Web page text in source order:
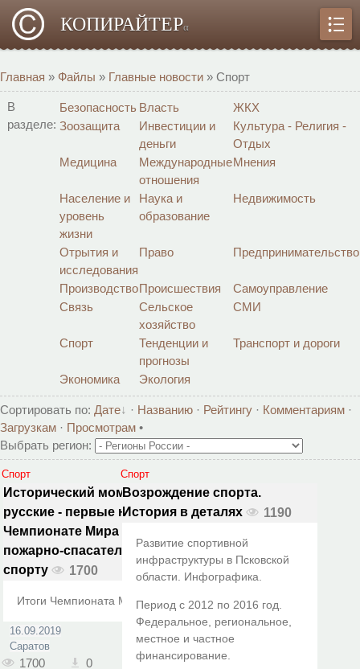
КОПИРАЙТЕРα
Главная » Файлы » Главные новости » Спорт
В
разделе:
Безопасность Власть
ЖКХ
Зоозащита
Инвестиции и
деньги
Культура - Религия -
Отдых
Медицина
Международные
отношения
Мнения
Население и
уровень
жизни
Наука и
образование
Недвижимость
Отрытия и
исследования
Право Предпринимательство
ПроизводствоПроисшествия
Самоуправление
Связь
Сельское
хозяйство
СМИ
Спорт
Тенденции и
прогнозы
Транспорт и дороги
Экономика Экология
Сортировать по: Дате · Названию · Рейтингу · Комментариям ·
Загрузкам · Просмотрам •
Выбрать регион:
Спорт
Исторический момент:
русские - первые на
Чемпионате Мира по
пожарно-спасательному
спорту
1700
Итоги Чемпионата Мира - 2019
16.09.2019
Саратов
1700 0
Спорт
Возрождение спорта.
История в деталях
1190
Развитие спортивной
инфраструктуры в Псковской
области. Инфографика.
Период с 2012 по 2016 год.
Федеральное, региональное,
местное и частное
финансирование.